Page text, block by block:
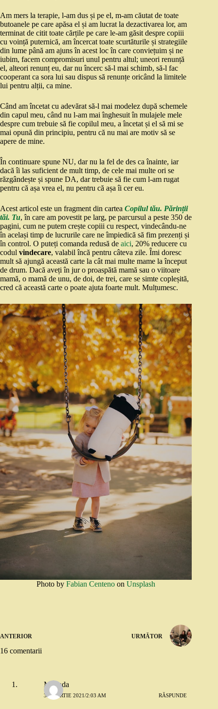
Am mers la terapie, l-am dus și pe el, m-am căutat de toate
butoanele pe care apăsa el și am lucrat la dezactivarea lor, am
terminat de citit toate cărțile pe care le-am găsit despre copiii
cu voință puternică, am încercat toate scurtăturile și strategiile
din lume până am ajuns în acest loc în care conviețuim și ne
iubim, facem compromisuri unul pentru altul; uneori renunță
el, alteori renunț eu, dar nu încerc să-l mai schimb, să-l fac
cooperant ca sora lui sau dispus să renunțe oricând la limitele
lui pentru alții, ca mine.
Când am încetat cu adevărat să-l mai modelez după schemele
din capul meu, când nu l-am mai înghesuit în mulajele mele
despre cum trebuie să fie copilul meu, a încetat și el să mi se
mai opună din principiu, pentru că nu mai are motiv să se
apere de mine.
În continuare spune NU, dar nu la fel de des ca înainte, iar
dacă îi las suficient de mult timp, de cele mai multe ori se
răzgândește și spune DA, dar trebuie să fie cum l-am rugat
pentru că așa vrea el, nu pentru că așa îi cer eu.
Acest articol este un fragment din cartea Copilul tău. Părinții
tăi. Tu, în care am povestit pe larg, pe parcursul a peste 350 de
pagini, cum ne putem crește copiii cu respect, vindecându-ne
în același timp de lucrurile care ne împiedică să fim prezenți și
în control. O puteți comanda redusă de aici, 20% reducere cu
codul vindecare, valabil încă pentru câteva zile. Îmi doresc
mult să ajungă această carte la cât mai multe mame la început
de drum. Dacă aveți în jur o proaspătă mamă sau o viitoare
mamă, o mamă de unu, de doi, de trei, care se simte copleșită,
cred că această carte o poate ajuta foarte mult. Mulțumesc.
Photo byFabian Centeno onUnsplash
ANTERIOR URMĂTOR
16 comentarii
Melinda
31 MARTIE 2021/2:03 AM RĂSPUNDE